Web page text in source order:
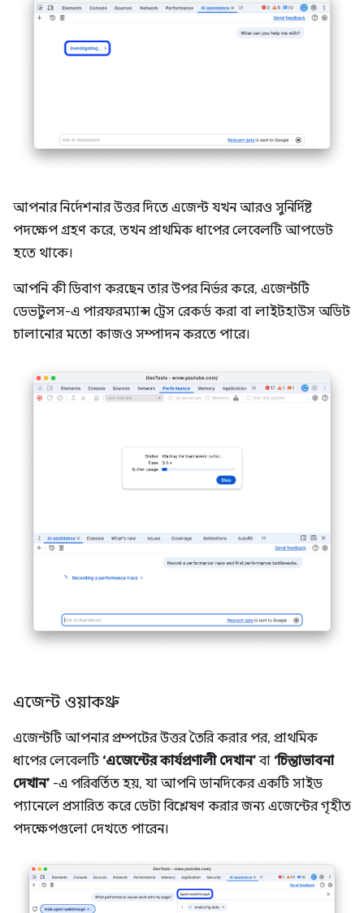
আপনার নির্দেশনার উত্তর দিতে এজেন্ট যখন আরও সুনির্দিষ্ট
পদক্ষেপ গ্রহণ করে, তখন প্রাথমিক ধাপের লেবেলটি আপডেট
হতে থাকে।
আপনি কী ডিবাগ করছেন তার উপর নির্ভর করে, এজেন্টটি
ডেভটুলস-এ পারফরম্যান্স ট্রেস রেকর্ড করা বা লাইটহাউস অডিট
চালানোর মতো কাজও সম্পাদন করতে পারে।
এজেন্ট ওয়াকথ্রু
এজেন্টটি আপনার প্রম্পটের উত্তর তৈরি করার পর, প্রাথমিক
ধাপের লেবেলটি ‘এজেন্টের কার্যপ্রণালী দেখান’বা ‘চিন্তাভাবনা
দেখান’ -এ পরিবর্তিত হয়, যা আপনি ডানদিকের একটি সাইড
প্যানেলে প্রসারিত করে ডেটা বিশ্লেষণ করার জন্য এজেন্টের গৃহীত
পদক্ষেপগুলো দেখতে পারেন।